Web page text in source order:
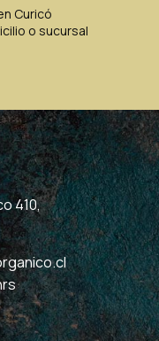
Curicó
o sucursal
410,